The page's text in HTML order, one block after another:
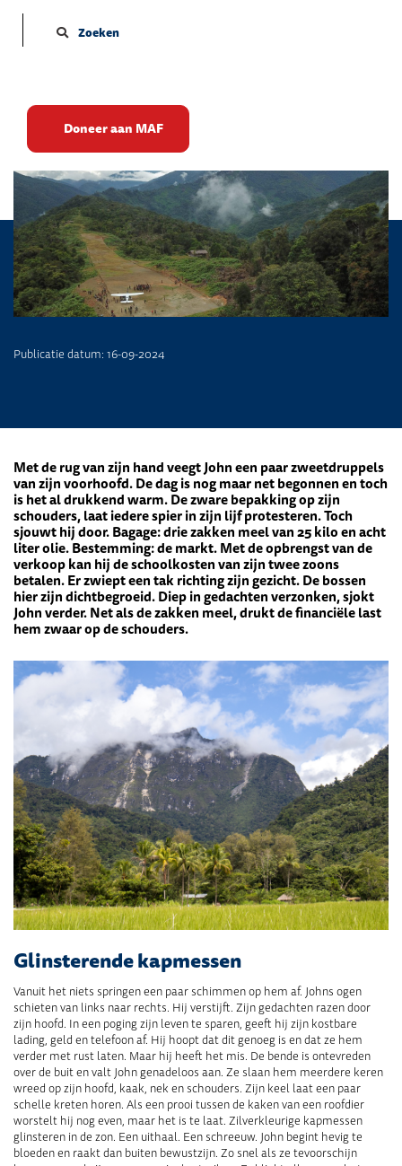
Zoeken
Doneer aan MAF
Beroofd in de bush
Publicatie datum: 16-09-2024
Met de rug van zijn hand veegt John een paar zweetdruppels
van zijn voorhoofd. De dag is nog maar net begonnen en toch
is het al drukkend warm. De zware bepakking op zijn
schouders, laat iedere spier in zijn lijf protesteren. Toch
sjouwt hij door. Bagage: drie zakken meel van 25 kilo en acht
liter olie. Bestemming: de markt. Met de opbrengst van de
verkoop kan hij de schoolkosten van zijn twee zoons
betalen. Er zwiept een tak richting zijn gezicht. De bossen
hier zijn dichtbegroeid. Diep in gedachten verzonken, sjokt
John verder. Net als de zakken meel, drukt de financiële last
hem zwaar op de schouders.
Glinsterende kapmessen
Vanuit het niets springen een paar schimmen op hem af. Johns ogen
schieten van links naar rechts. Hij verstijft. Zijn gedachten razen door
zijn hoofd. In een poging zijn leven te sparen, geeft hij zijn kostbare
lading, geld en telefoon af. Hij hoopt dat dit genoeg is en dat ze hem
verder met rust laten. Maar hij heeft het mis. De bende is ontevreden
over de buit en valt John genadeloos aan. Ze slaan hem meerdere keren
wreed op zijn hoofd, kaak, nek en schouders. Zijn keel laat een paar
schelle kreten horen. Als een prooi tussen de kaken van een roofdier
worstelt hij nog even, maar het is te laat. Zilverkleurige kapmessen
glinsteren in de zon. Een uithaal. Een schreeuw. John begint hevig te
bloeden en raakt dan buiten bewustzijn. Zo snel als ze tevoorschijn